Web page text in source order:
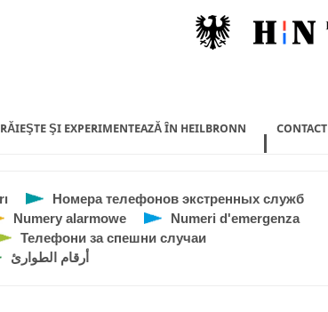
ŞI EXPERIMENTEAZĂ ÎN HEILBRONN CONTACT
Номера телефонов экстренных служб
Numery alarmowe
Numeri d'emergenza
Телефони за спешни случаи
أرقام الطوارئ